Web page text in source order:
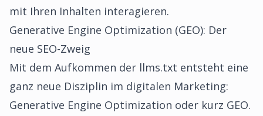
mit Ihren Inhalten interagieren.
Generative Engine Optimization (GEO): Der
neue SEO-Zweig
Mit dem Aufkommen der llms.txt entsteht eine
ganz neue Disziplin im digitalen Marketing:
Generative Engine Optimization oder kurz GEO.